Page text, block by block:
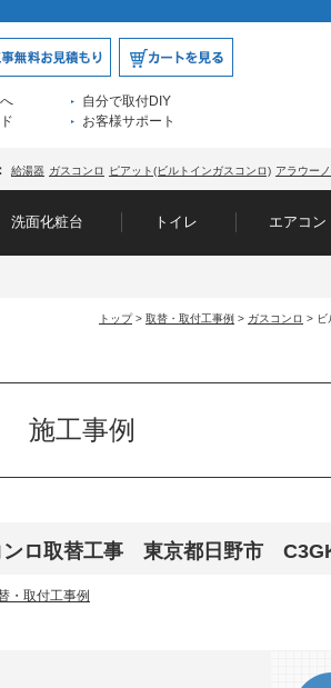
自分で取付DIY
お客様サポート
給湯器 ガスコンロ ピアット(ビルトインガスコンロ) アラウー
洗面化粧台 トイレ エアコン
トップ> 取替・取付工事例 > ガスコンロ > ビ
施工事例
ンロ取替工事 東京都日野市
・取付工事例